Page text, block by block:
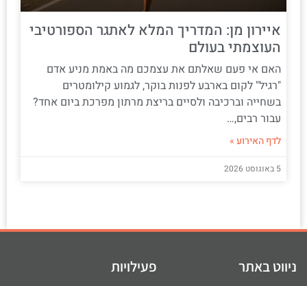
איירון מן: המדריך המלא לאתגר הספורטיבי
העוצמתי בעולם
האם אי פעם שאלתם את עצמכם מה באמת מניע אדם
"רגיל" לקום בארבע לפנות בוקר, לגמוע קילומטרים
בשחייה וברכיבה ולסיים בריצת מרתון מפרכת ביום אחד?
עבור רבים,…
לדף האירוע »
5 באוגוסט 2026
ניווט באתר פעילויות